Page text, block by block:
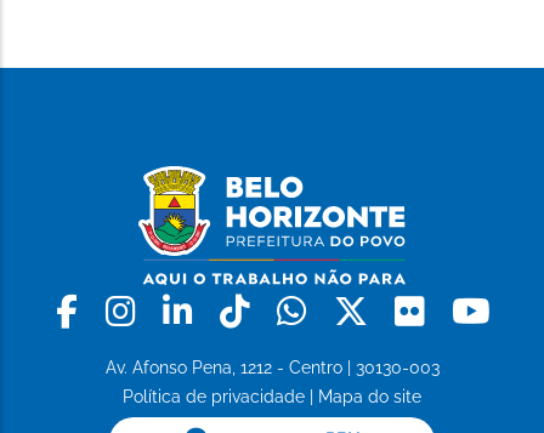
Facebook
Instagram
LinkedinTiktokWhatsapp
X Flickr
Av. Afonso Pena, 1212 - Centro | 30130-003
Política de privacidade
Mapa do site